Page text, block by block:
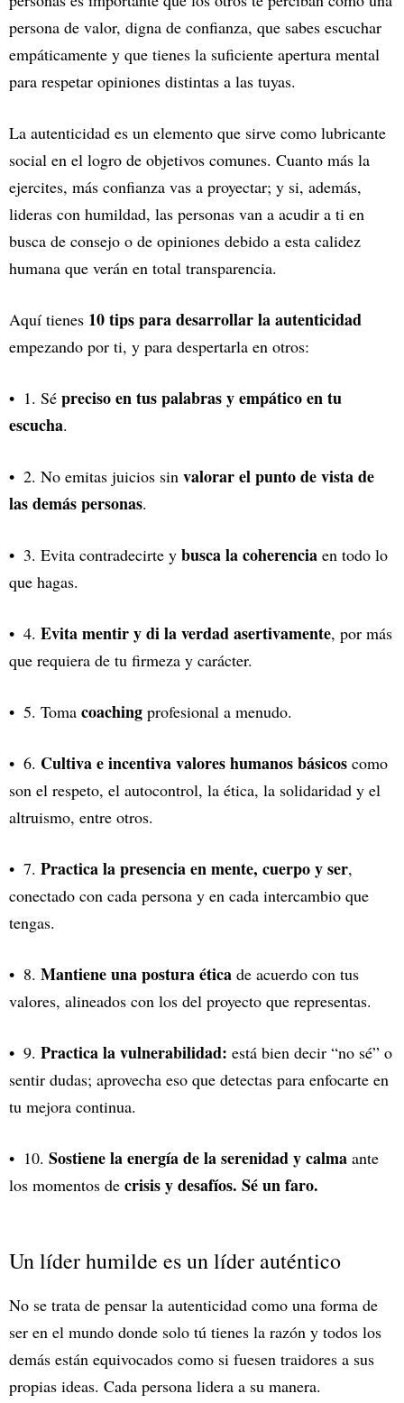
persona de valor, digna de confianza, que sabes escuchar
empáticamente y que tienes la suficiente apertura mental
para respetar opiniones distintas a las tuyas.
La autenticidad es un elemento que sirve como lubricante
social en el logro de objetivos comunes. Cuanto más la
ejercites, más confianza vas a proyectar; y si, además,
lideras con humildad, las personas van a acudir a ti en
busca de consejo o de opiniones debido a esta calidez
humana que verán en total transparencia.
Aquí tienes 10 tips para desarrollar la autenticidad
empezando por ti, y para despertarla en otros:
1. Sé preciso en tus palabras y empático en tu
escucha.
2. No emitas juicios sin valorar el punto de vista de
las demás personas.
3. Evita contradecirte y busca la coherencia en todo lo
que hagas.
4. Evita mentir y di la verdad asertivamente, por más
que requiera de tu firmeza y carácter.
5. Toma coaching profesional a menudo.
6. Cultiva e incentiva valores humanos básicos como
son el respeto, el autocontrol, la ética, la solidaridad y el
altruismo, entre otros.
7. Practica la presencia en mente, cuerpo y ser,
conectado con cada persona y en cada intercambio que
tengas.
8. Mantiene una postura ética de acuerdo con tus
valores, alineados con los del proyecto que representas.
9. Practica la vulnerabilidad: está bien decir “no sé” o
sentir dudas; aprovecha eso que detectas para enfocarte en
tu mejora continua.
10. Sostiene la energía de la serenidad y calma ante
los momentos de crisis y desafíos. Sé un faro.
Un líder humilde es un líder auténtico
No se trata de pensar la autenticidad como una forma de
ser en el mundo donde solo tú tienes la razón y todos los
demás están equivocados como si fuesen traidores a sus
propias ideas. Cada persona lidera a su manera.